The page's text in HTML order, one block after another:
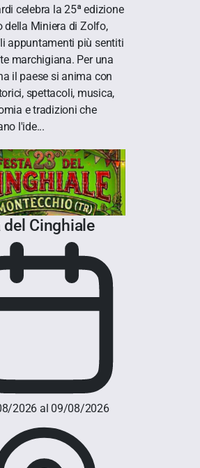
celebra la 25ª edizione
della Miniera di Zolfo,
appuntamenti più sentiti
marchigiana. Per una
il paese si anima con
spettacoli, musica,
e tradizioni che
l'ide...
del Cinghiale
2026 al 09/08/2026